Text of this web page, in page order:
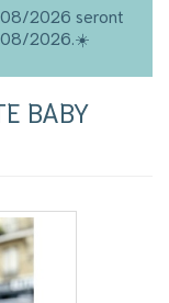
2026 seront
08/2026.☀️
BABY